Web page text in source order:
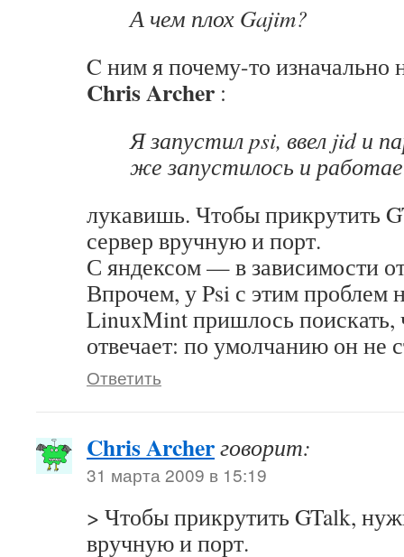
А чем плох Gajim?
C ним я почему-то изначально
Chris Archer :
Я запустил psi, ввел jid и
же запустилось и
лукавишь. Чтобы прикрутить
сервер вручную и порт.
С яндексом — в зависимости
Впрочем, у Psi с этим проблем
LinuxMint пришлось поискать,
отвечает: по умолчанию он не
Ответить
Chris Archerговорит:
31 марта 2009 в 15:19
> Чтобы прикрутить GTalk,
вручную и порт.